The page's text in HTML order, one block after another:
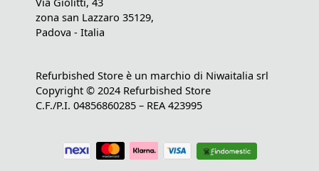
zona san Lazzaro 35129,
Padova - Italia
Refurbished Store è un marchio di Niwaitalia srl
Copyright © 2024 Refurbished Store
C.F./P.I. 04856860285 – REA 423995